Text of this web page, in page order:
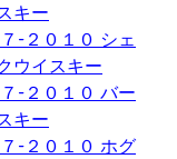
キー
-２０１０ シェ
ウイスキー
-２０１０ バー
キー
-２０１０ ホグ